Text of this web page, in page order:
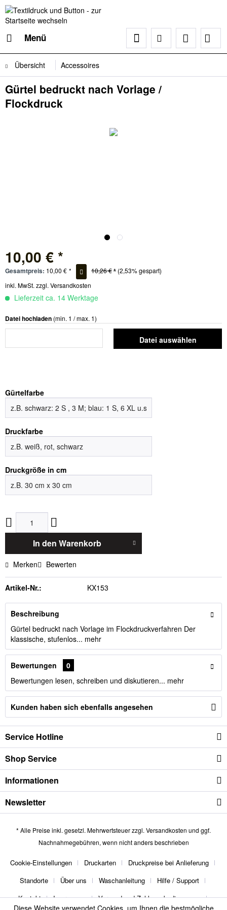
Menü
Übersicht Accessoires
Gürtel bedruckt nach Vorlage /
Flockdruck
10,00 € *
Gesamtpreis: 10,00 € * 10,26€* (2,53% gespart)
inkl. MwSt. zzgl. Versandkosten
Lieferzeit ca. 14 Werktage
Datei hochladen (min. 1 / max. 1)
Datei auswählen
Gürtelfarbe
Druckfarbe
Druckgröße in cm
In den Warenkorb
Merken Bewerten
Artikel-Nr.: KX153
Beschreibung
Gürtel bedruckt nach Vorlage im Flockdruckverfahren Der
klassische, stufenlos... mehr
Bewertungen
0
Bewertungen lesen, schreiben und diskutieren... mehr
Kunden haben sich ebenfalls angesehen
Service Hotline
Shop Service
Informationen
Newsletter
* Alle Preise inkl. gesetzl. Mehrwertsteuer zzgl. Versandkosten und ggf.
Nachnahmegebühren, wenn nicht anders beschrieben
Cookie-Einstellungen Druckarten
Druckpreise bei Anlieferung
Standorte
Über uns Waschanleitung
Hilfe / Support
Kontakt
Impressum Versand und Zahlungsbedingungen
Diese Website verwendet Cookies, um Ihnen die bestmögliche